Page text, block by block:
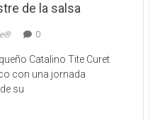
de la salsa
0
Catalino Tite Curet
con una jornada
su